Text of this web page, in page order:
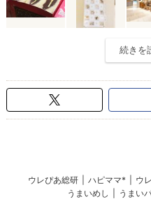
続きを
ウレぴあ総研 ハピママ* ウ
うまいめし
うまい